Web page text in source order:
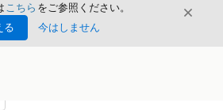
こちら をご参照ください。
る
今はしません
閉じる